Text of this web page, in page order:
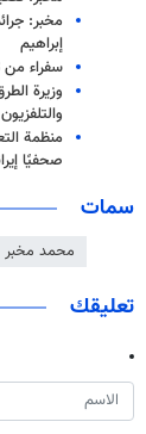
مخبر:
إبراهيم
سفراء من 28 دولة یزورون مبنى هيئة الإذاعة والتلفزيون الإيرانية
وزيرة
والتلفزيون
صحفيًا
سمات
محمد مخبر
تعليقك